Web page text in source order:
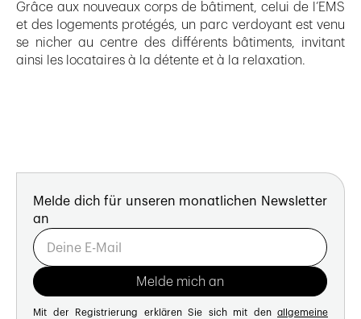
Grâce aux nouveaux corps de bâtiment, celui de l’EMS
et des logements protégés, un parc verdoyant est venu
se nicher au centre des différents bâtiments, invitant
ainsi les locataires à la détente et à la relaxation.
Melde dich für unseren monatlichen Newsletter
an
Mit der Registrierung erklären Sie sich mit den allgemeine